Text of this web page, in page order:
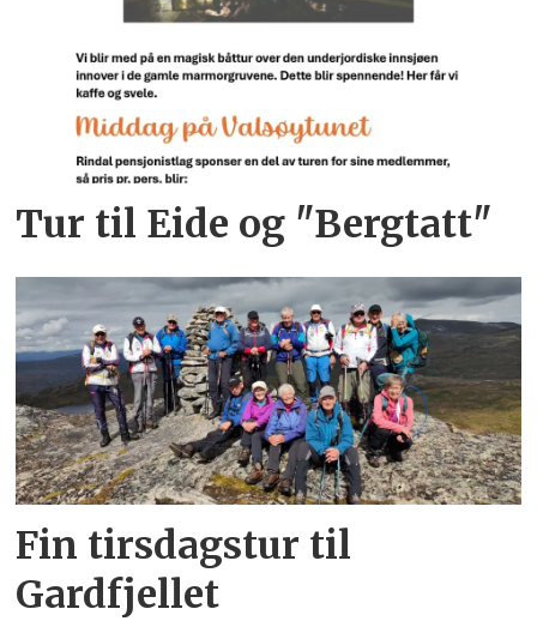
Tur til Eide og "Bergtatt"
Fin tirsdagstur til
Gardfjellet